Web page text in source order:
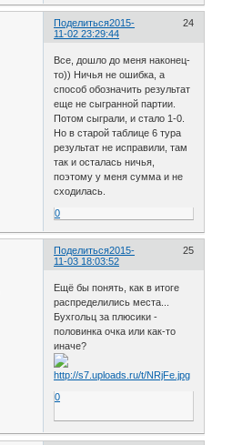
Поделиться 24
2015-
11-02 23:29:44
Все, дошло до меня наконец-
то)) Ничья не ошибка, а
способ обозначить результат
еще не сыгранной партии.
Потом сыграли, и стало 1-0.
Но в старой таблице 6 тура
результат не исправили, там
так и осталась ничья,
поэтому у меня сумма и не
сходилась.
0
Поделиться 25
2015-
11-03 18:03:52
Ещё бы понять, как в итоге
распределились места...
Бухгольц за плюсики -
половинка очка или как-то
иначе?
0